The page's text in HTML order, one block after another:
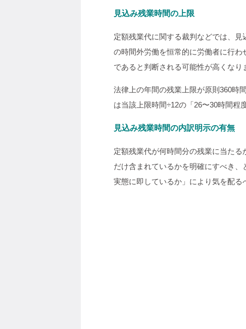
見込み残業時間の上限
定額残業代に関する裁判などでは、
の時間外労働を恒常的に労働者に行
であると判断される可能性が高くなり
法律上の年間の残業上限が原則360時
は当該上限時間÷12の「26〜30時間程
見込み残業時間の内訳明示の有無
定額残業代が何時間分の残業に当た
だけ含まれているかを明確にすべき
実態に即しているか」により気を配る